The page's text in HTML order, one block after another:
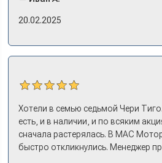
и прям мое! Даже не скажешь, что
вылезая из него и порешали.
20.02.2025
Хотели в семью седьмой Чери
есть, и в наличии, и по всяким
сначала растерялась. В МАС
быстро откликнулись. Менеджер